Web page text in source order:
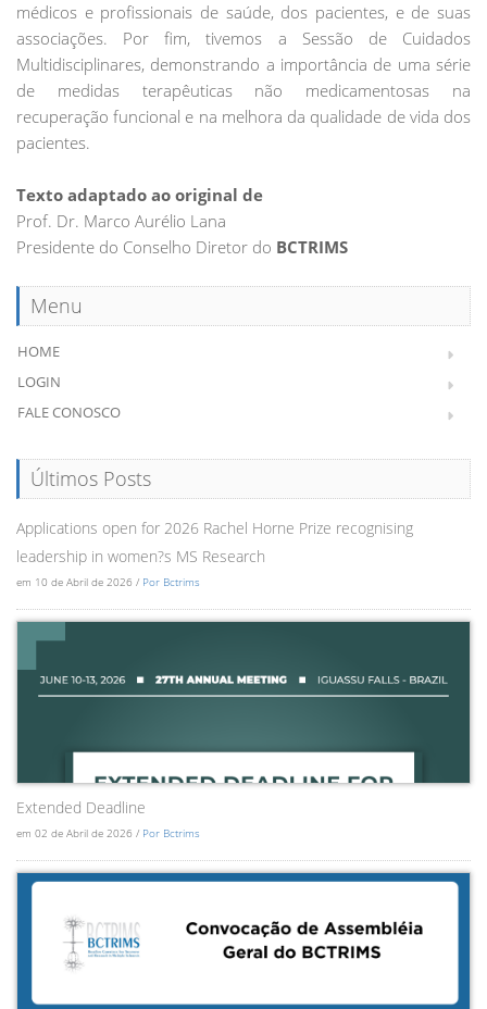
médicos e profissionais de saúde, dos pacientes, e de suas
associações. Por fim, tivemos a Sessão de Cuidados
Multidisciplinares, demonstrando a importância de uma série
de medidas terapêuticas não medicamentosas na
recuperação funcional e na melhora da qualidade de vida dos
pacientes.
Texto adaptado ao original de
Prof. Dr. Marco Aurélio Lana
Presidente do Conselho Diretor do BCTRIMS
Menu
HOME
LOGIN
FALE CONOSCO
Últimos Posts
Applications open for 2026 Rachel Horne Prize recognising
leadership in women?s MS Research
em 10 de Abril de 2026 / Por Bctrims
Extended Deadline
em 02 de Abril de 2026 / Por Bctrims